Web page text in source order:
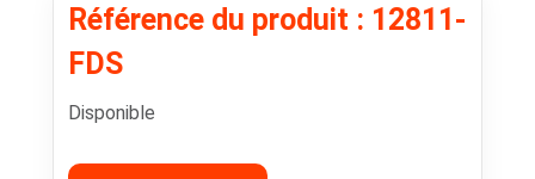
Référence du produit : 12811-
FDS
Disponible